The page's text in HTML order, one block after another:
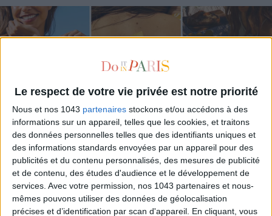
Le respect de votre vie privée est notre priorité
Nous et nos 1043 partenaires stockons et/ou accédons à des
informations sur un appareil, telles que les cookies, et traitons
des données personnelles telles que des identifiants uniques et
des informations standards envoyées par un appareil pour des
publicités et du contenu personnalisés, des mesures de publicité
et de contenu, des études d'audience et le développement de
services. Avec votre permission, nos 1043 partenaires et nous-
mêmes pouvons utiliser des données de géolocalisation
précises et d’identification par scan d'appareil. En cliquant, vous
LES SPF 50 QUI DONNENT ENVIE DE SE TARTINER